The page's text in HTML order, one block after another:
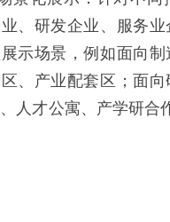
、研发企业、服务
示场景，例如面向
、产业配套区；面向
人才公寓、产学研合